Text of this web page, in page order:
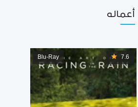
أعماله
7.6
Blu-Ray